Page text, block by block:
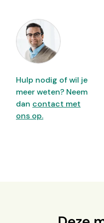
Hulp nodig of wil je
meer weten? Neem
dan contact met
ons op.